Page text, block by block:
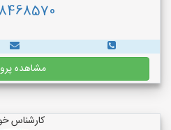
مشاهده
کارشناس